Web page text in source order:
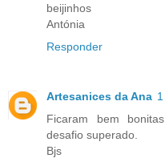
beijinhos
Antónia
Responder
Artesanices da Ana
Ficaram bem
desafio superado.
Bjs